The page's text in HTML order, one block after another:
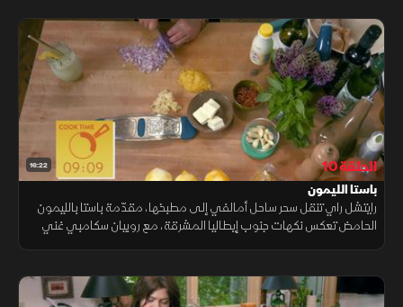
16:22 الحلقة 10
باستا الليمون
رايتشل راي تنقل سحر ساحل أمالفي إلى مطبخها، مقدّمة باستا بالليمون
الحامض تعكس نكهات جنوب إيطاليا المشرقة، مع روبيان سكامبي غني